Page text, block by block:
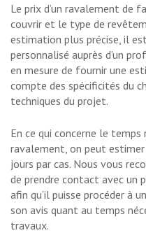
Le prix d’un ravalement de
couvrir et le type de
estimation plus précise, il
personnalisé auprès d’un
en mesure de fournir une
compte des spécificités du
techniques du projet.
En ce qui concerne le temps
ravalement, on peut
jours par cas. Nous vous
de prendre contact avec
afin qu’il puisse procéder à
son avis quant au temps
travaux.